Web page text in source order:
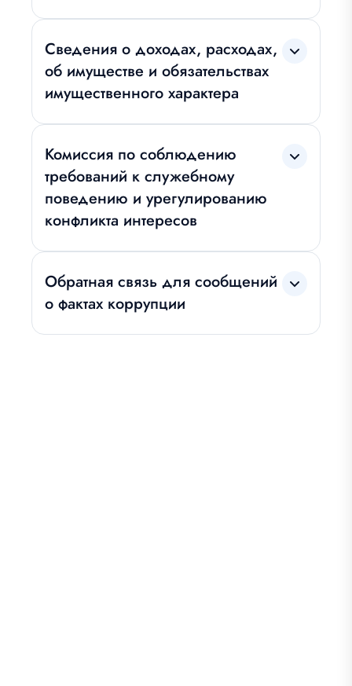
Сведения о доходах, расходах,
об имуществе и обязательствах
имущественного характера
Комиссия по соблюдению
требований к служебному
поведению и урегулированию
конфликта интересов
Обратная связь для сообщений
о фактах коррупции